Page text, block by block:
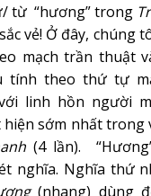
từ “hương” trong
vẻ! Ở đây, chúng
mạch trần thuật
tính theo thứ tự
linh hồn người
sớm nhất trong
(4 lần).
nghĩa. Nghĩa thứ
(nhang) dùng